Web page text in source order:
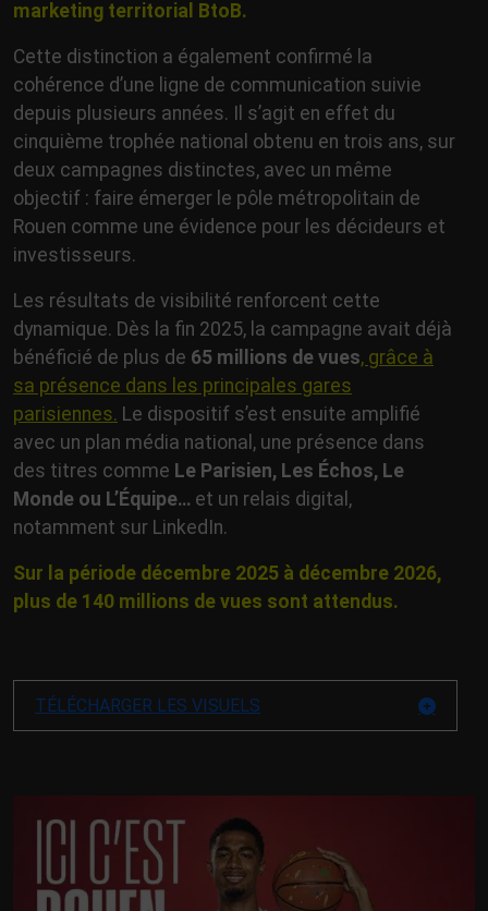
marketing territorial BtoB.
Cette distinction a également confirmé la
cohérence d’une ligne de communication suivie
depuis plusieurs années. Il s’agit en effet du
cinquième trophée national obtenu en trois ans, sur
deux campagnes distinctes, avec un même
objectif : faire émerger le pôle métropolitain de
Rouen comme une évidence pour les décideurs et
investisseurs.
Les résultats de visibilité renforcent cette
dynamique. Dès la fin 2025, la campagne avait déjà
bénéficié de plus de 65 millions de vues, grâce à
sa présence dans les principales gares
parisiennes. Le dispositif s’est ensuite amplifié
avec un plan média national, une présence dans
des titres comme Le Parisien, Les Échos, Le
Monde ou L’Équipe… et un relais digital,
notamment sur LinkedIn.
Sur la période décembre 2025 à décembre 2026,
plus de 140 millions de vues sont attendus.
TÉLÉCHARGER LES VISUELS